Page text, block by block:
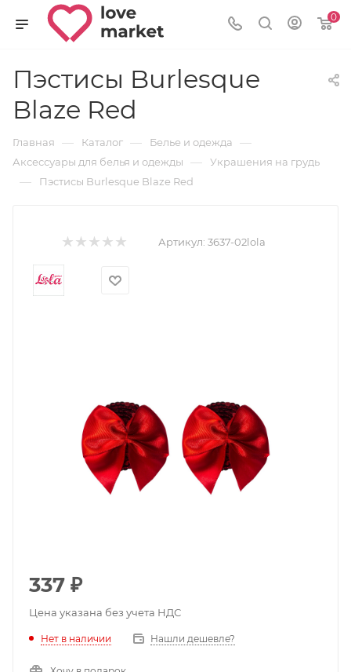
0
Пэстисы Burlesque
Blaze Red
Главная — Каталог — Белье и одежда —
Аксессуары для белья и одежды — Украшения на грудь
— Пэстисы Burlesque Blaze Red
Артикул: 3637-02lola
337 ₽
Цена указана без учета НДС
Нет в наличии Нашли дешевле?